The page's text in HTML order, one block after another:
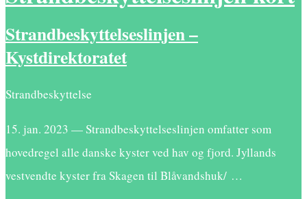
Strandbeskyttelseslinjen –
Kystdirektoratet
Strandbeskyttelse
15. jan. 2023 — Strandbeskyttelseslinjen omfatter som
hovedregel alle danske kyster ved hav og fjord. Jyllands
vestvendte kyster fra Skagen til Blåvandshuk/ …